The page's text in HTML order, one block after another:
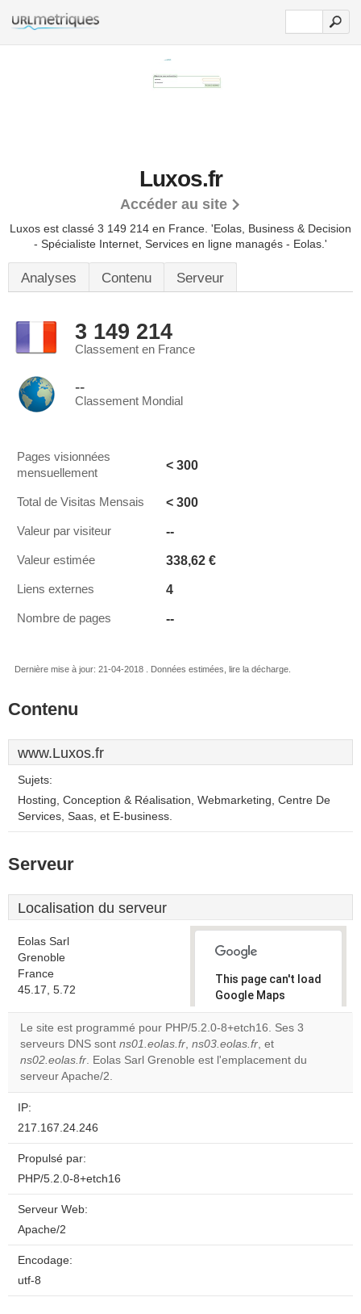
Luxos.fr
Accéder au site
Luxos est classé 3 149 214 en France. 'Eolas, Business & Decision
- Spécialiste Internet, Services en ligne managés - Eolas.'
Analyses Contenu Serveur
3 149 214
Classement en France
--
Classement Mondial
Pages visionnées
mensuellement
< 300
Total de Visitas Mensais < 300
Valeur par visiteur --
Valeur estimée 338,62 €
Liens externes 4
Nombre de pages --
Dernière mise à jour: 21-04-2018 . Données estimées, lire la décharge.
Contenu
www.Luxos.fr
Sujets:
Hosting, Conception & Réalisation, Webmarketing, Centre De
Services, Saas, et E-business.
Serveur
Localisation du serveur
Eolas Sarl
Grenoble
France
45.17, 5.72
This page can't load
Google Maps
correctly.
Do you
own this
OK
Le site est programmé pour PHP/5.2.0-8+etch16. Ses 3
serveurs DNS sont ns01.eolas.fr, ns03.eolas.fr, et
ns02.eolas.fr. Eolas Sarl Grenoble est l'emplacement du
serveur Apache/2.
IP:
217.167.24.246
Propulsé par:
PHP/5.2.0-8+etch16
Serveur Web:
Apache/2
Encodage:
utf-8